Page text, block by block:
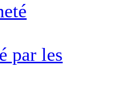
par les